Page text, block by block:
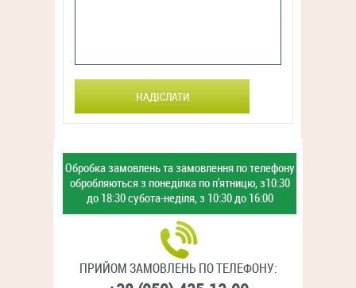
НАДІСЛАТИ
Обробка замовлень та замовленняпо телефону
обробляються з понеділка по п'ятницю,з10:30
до 18:30субота-неділя,з 10:30 до 16:00
ПРИЙОМ ЗАМОВЛЕНЬ ПО ТЕЛЕФОНУ: